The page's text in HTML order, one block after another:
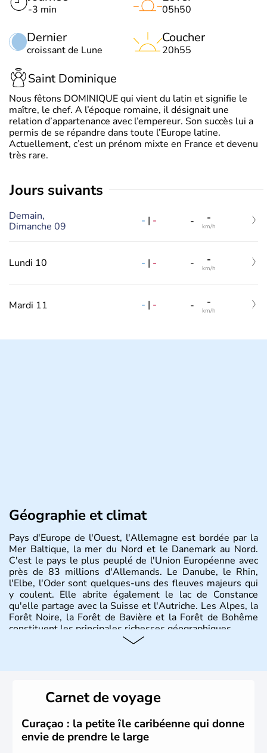
-3 min
Dernier
croissant de Lune
05h50
Coucher
20h55
Saint Dominique
Nous fêtons DOMINIQUE qui vient du latin et signifie le
maître, le chef. A l’époque romaine, il désignait une
relation d’appartenance avec l’empereur. Son succès lui a
permis de se répandre dans toute l’Europe latine.
Actuellement, c’est un prénom mixte en France et devenu
très rare.
jours suivants
Demain,
Dimanche 09
- | - - -
km/h
Lundi 10 - | - - -
km/h
Mardi 11 - | - - -
km/h
Géographie et climat
Pays d'Europe de l'Ouest, l'Allemagne est bordée par la
Mer Baltique, la mer du Nord et le Danemark au Nord.
C'est le pays le plus peuplé de l'Union Européenne avec
près de 83 millions d'Allemands. Le Danube, le Rhin,
l'Elbe, l'Oder sont quelques-uns des fleuves majeurs qui
y coulent. Elle abrite également le lac de Constance
qu'elle partage avec la Suisse et l'Autriche. Les Alpes, la
Forêt Noire, la Forêt de Bavière et la Forêt de Bohême
constituent les principales richesses géographiques.
lesquelles bénéficient d'une grande autonomie. Le pays
peut se targuer de grands noms qu'il a vu naître dans tous
les domaines, des arts à la politique en passant par la
philosophie. Hertz, Gutenberg, Heidegger, Thomas Mann,
Herman Hesse ou bien Hegel en font partie.
Carnet de voyage
Curaçao : la petite île caribéenne qui donne
envie de prendre le large